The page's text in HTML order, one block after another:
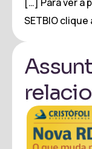
SETBIO clique